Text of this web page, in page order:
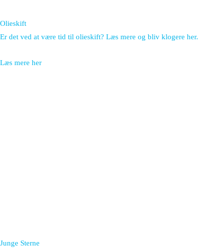
Olieskift
Er det ved at være tid til olieskift? Læs mere og bliv klogere her.
Læs mere her
Junge Sterne